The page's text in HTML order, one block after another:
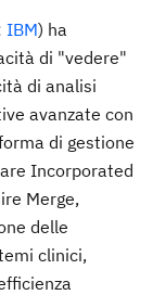
IBM) ha
di "vedere"
di analisi
avanzate con
di gestione
Incorporated
Merge,
delle
clinici,